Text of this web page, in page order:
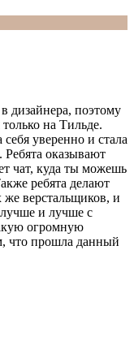
дизайнера, поэтому
на Тильде.
уверенно и стала
Ребята оказывают
чат, куда ты можешь
ребята делают
же верстальщиков, и
и лучше с
огромную
что прошла данный